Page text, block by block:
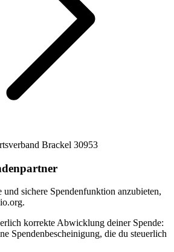
Brackel 30953
und sichere Spendenfunktion anzubieten,
korrekte Abwicklung deiner Spende:
Spendenbescheinigung, die du steuerlich